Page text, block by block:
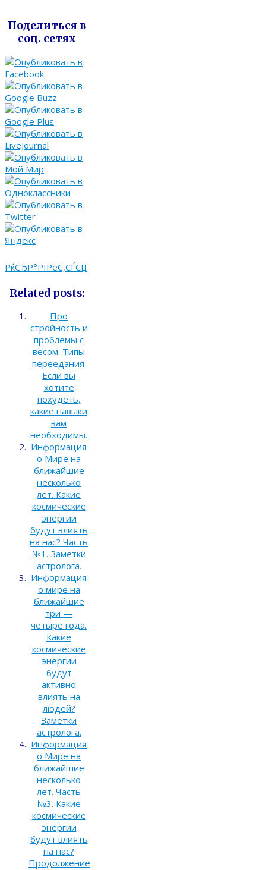
Поделиться в
соц. сетях
РќСЂР°РІРёС‚СЃСЏ
Related posts:
Про
стройность и
проблемы с
весом. Типы
переедания.
Если вы
хотите
похудеть,
какие навыки
вам
необходимы.
Информация
о Мире на
ближайшие
несколько
лет. Какие
космические
энергии
будут влиять
на нас? Часть
№1. Заметки
астролога.
Информация
о мире на
ближайшие
три —
четыре года.
Какие
космические
энергии
будут
активно
влиять на
людей?
Заметки
астролога.
Информация
о Мире на
ближайшие
несколько
лет. Часть
№3. Какие
космические
энергии
будут влиять
на нас?
Продолжение